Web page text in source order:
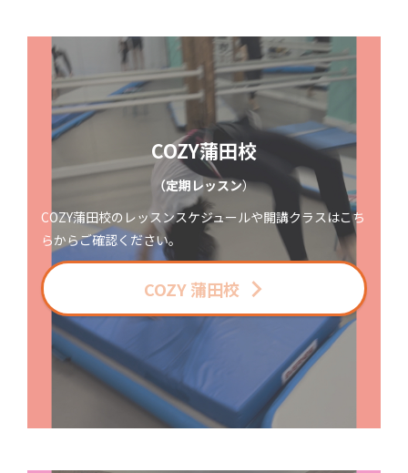
COZY蒲田校
（定期レッスン）
COZY蒲田校のレッスンスケジュールや開講クラスはこち
らからご確認ください。
COZY 蒲田校